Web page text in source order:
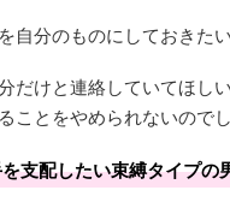
自分のものにしておきた
分だけと連絡していてほ
ことをやめられないのでし
支配したい束縛タイプの